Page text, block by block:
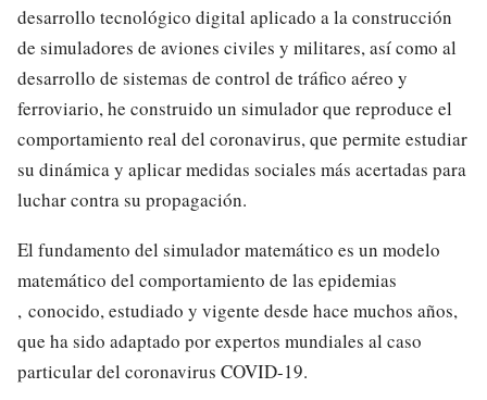
desarrollo tecnológico digital aplicado a la construcción
de simuladores de aviones civiles y militares, así como al
desarrollo de sistemas de control de tráfico aéreo y
ferroviario, he construido un simulador que reproduce el
comportamiento real del coronavirus, que permite estudiar
su dinámica y aplicar medidas sociales más acertadas para
luchar contra su propagación.
El fundamento del simulador matemático es un ​modelo
matemático del comportamiento de las epidemias​
, conocido, estudiado y vigente desde hace muchos años,
que ha sido adaptado por expertos mundiales al caso
particular del coronavirus COVID-19.